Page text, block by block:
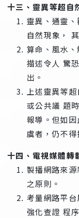
十三、靈異等超自
靈異、通靈
自然現象，
算命、風水
描述令人 驚
出。
上述靈異等
或公共議 題
報導。但如
虞者，仍不得
十四、電視媒體轉
製播網路來
之原則。
考量網路平
強化查證 程